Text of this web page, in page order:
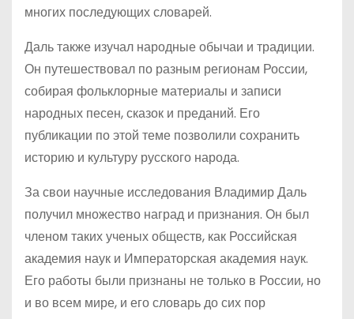
многих последующих словарей.
Даль также изучал народные обычаи и традиции.
Он путешествовал по разным регионам России,
собирая фольклорные материалы и записи
народных песен, сказок и преданий. Его
публикации по этой теме позволили сохранить
историю и культуру русского народа.
За свои научные исследования Владимир Даль
получил множество наград и признания. Он был
членом таких ученых обществ, как Российская
академия наук и Императорская академия наук.
Его работы были признаны не только в России, но
и во всем мире, и его словарь до сих пор